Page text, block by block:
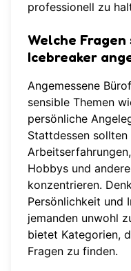
professionell zu
Welche
Icebreaker
Angemessene
sensible Themen
persönliche
Stattdessen
Hobbys und
konzentrieren.
Persönlichkeit und
jemanden unwohl
bietet Kategorien,
Fragen zu finden.